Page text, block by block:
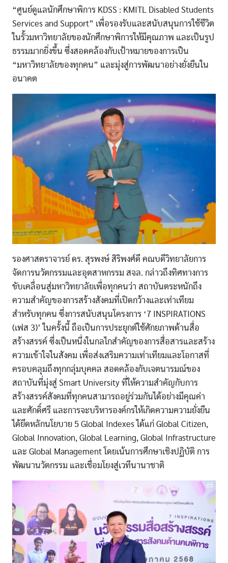
“ศูนย์ดูแลนักศึกษาพิการ KDSS : KMITL Disabled Students
Services and Support” เพื่อรองรับและสนับสนุนการใช้ชีวิต
ในรั้วมหาวิทยาลัยของนักศึกษาพิการให้มีคุณภาพ และเป็นรูป
ธรรมมากยิ่งขึ้น ซึ่งสอดคล้องกับเป้าหมายของการเป็น
“มหาวิทยาลัยของทุกคน” และมุ่งสู่การพัฒนาอย่างยั่งยืนใน
อนาคต
รองศาสตราจารย์ ดร. สุรพงษ์ สิริพงศ์ดี คณบดีวิทยาลัยการ
จัดการนวัตกรรมและอุตสาหกรรม สจล. กล่าวถึงทิศทางการ
ขับเคลื่อนสู่มหาวิทยาลัยเพื่อทุกคนว่า สถาบันตระหนักถึง
ความสำคัญของการสร้างสังคมที่เปิดกว้างและเท่าเทียม
สำหรับทุกคน ซึ่งการสนับสนุนโครงการ ‘7 INSPIRATIONS
(เฟส 3)’ ในครั้งนี้ ถือเป็นการประยุกต์ใช้ศักยภาพด้านสื่อ
สร้างสรรค์ ซึ่งเป็นหนึ่งในกลไกสำคัญของการสื่อสารและสร้าง
ความเข้าใจในสังคม เพื่อส่งเสริมความเท่าเทียมและโอกาสที่
ครอบคลุมถึงทุกกลุ่มบุคคล สอดคล้องกับเจตนารมณ์ของ
สถาบันที่มุ่งสู่ Smart University ที่ให้ความสำคัญกับการ
สร้างสรรค์สังคมที่ทุกคนสามารถอยู่ร่วมกันได้อย่างมีคุณค่า
และศักดิ์ศรี และการจะบริหารองค์กรให้เกิดความความยั่งยืน
ได้ยึดหลักนโยบาย 5 Global Indexes ได้แก่ Global Citizen,
Global Innovation, Global Learning, Global Infrastructure
และ Global Management โดยเน้นการศึกษาเชิงปฏิบัติ การ
พัฒนานวัตกรรม และเชื่อมโยงสู่เวทีนานาชาติ